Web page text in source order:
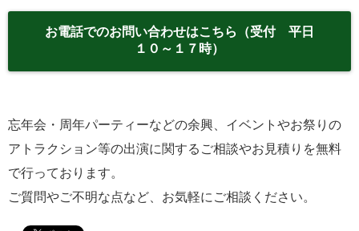
お電話でのお問い合わせはこちら（受付 平日
１０～１７時）
忘年会・周年パーティーなどの余興、イベントやお祭りの
アトラクション等の出演に関するご相談やお見積りを無料
で行っております。
ご質問やご不明な点など、お気軽にご相談ください。